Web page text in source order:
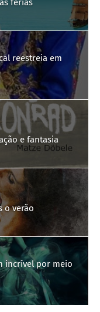
férias
reestreia em
e fantasia
o verão
incrível por meio